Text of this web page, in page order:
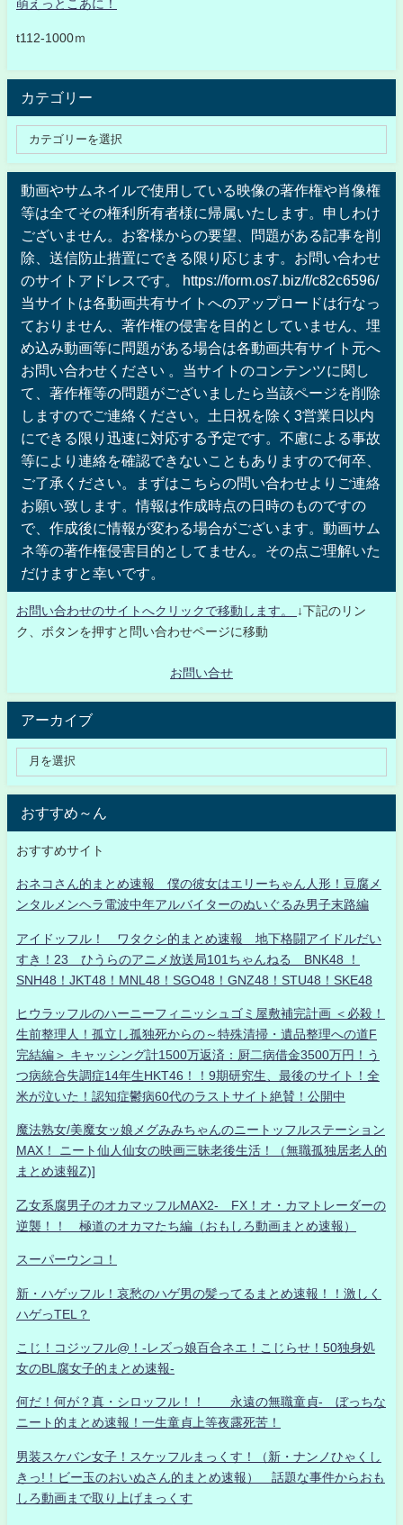
萌えっとこあに！
t112-1000ｍ
カテゴリー
動画やサムネイルで使用している映像の著作権や肖像権
等は全てその権利所有者様に帰属いたします。申しわけ
ございません。お客様からの要望、問題がある記事を削
除、送信防止措置にできる限り応じます。お問い合わせ
のサイトアドレスです。 https://form.os7.biz/f/c82c6596/
当サイトは各動画共有サイトへのアップロードは行なっ
ておりません、著作権の侵害を目的としていません、埋
め込み動画等に問題がある場合は各動画共有サイト元へ
お問い合わせください 。当サイトのコンテンツに関し
て、著作権等の問題がございましたら当該ページを削除
しますのでご連絡ください。土日祝を除く3営業日以内
にできる限り迅速に対応する予定です。不慮による事故
等により連絡を確認できないこともありますので何卒、
ご了承ください。まずはこちらの問い合わせよりご連絡
お願い致します。情報は作成時点の日時のものですの
で、作成後に情報が変わる場合がございます。動画サム
ネ等の著作権侵害目的としてません。その点ご理解いた
だけますと幸いです。
お問い合わせのサイトへクリックで移動します。
↓下記のリン
ク、ボタンを押すと問い合わせページに移動
お問い合せ
アーカイブ
おすすめ～ん
おすすめサイト
おネコさん的まとめ速報 僕の彼女はエリーちゃん人形！豆腐メ
ンタルメンヘラ電波中年アルバイターのぬいぐるみ男子末路編
アイドッフル！ ワタクシ的まとめ速報 地下格闘アイドルだい
すき！23 ひうらのアニメ放送局101ちゃんねる BNK48 ！
SNH48！JKT48！MNL48！SGO48！GNZ48！STU48！SKE48
ヒウラッフルのハーニーフィニッシュゴミ屋敷補完計画 ＜必殺！
生前整理人！孤立し孤独死からの～特殊清掃・遺品整理への道F
完結編＞ キャッシング計1500万返済：厨二病借金3500万円！う
つ病統合失調症14年生HKT46！！9期研究生、最後のサイト！全
米が泣いた！認知症鬱病60代のラストサイト絶賛！公開中
魔法熟女/美魔女ッ娘メグみみちゃんのニートッフルステーション
MAX！ ニート仙人仙女の映画三昧老後生活！（無職孤独居老人的
まとめ速報Z)]
乙女系腐男子のオカマッフルMAX2- FX！オ・カマトレーダーの
逆襲！！ 極道のオカマたち編（おもしろ動画まとめ速報）
スーパーウンコ！
新・ハゲッフル！哀愁のハゲ男の髪ってるまとめ速報！！激しく
ハゲっTEL？
こじ！コジッフル@！-レズっ娘百合ネエ！こじらせ！50独身処
女のBL腐女子的まとめ速報-
何だ！何が？真・シロッフル！！ 永遠の無職童貞- ぼっちな
ニート的まとめ速報！一生童貞上等夜露死苦！
男装スケバン女子！スケッフルまっくす！（新・ナンノひゃくし
きっ!！ビー玉のおいぬさん的まとめ速報） 話題な事件からおも
しろ動画まで取り上げまっくす